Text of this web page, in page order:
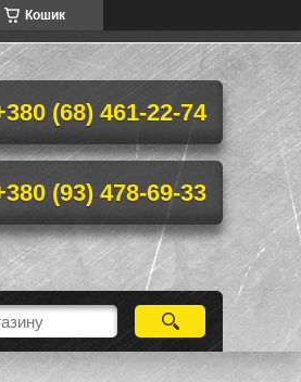
Кошик
(68) 461-22-74
(93) 478-69-33